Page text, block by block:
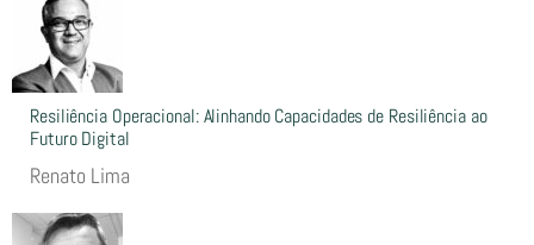
Resiliência Operacional: Alinhando Capacidades de Resiliência ao
Futuro Digital
Renato Lima